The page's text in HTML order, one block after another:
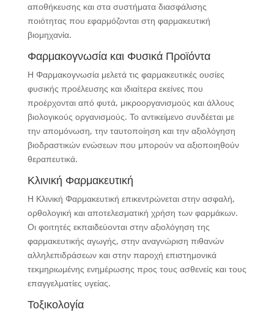
αποθήκευσης και στα συστήματα διασφάλισης
ποιότητας που εφαρμόζονται στη φαρμακευτική
βιομηχανία.
Φαρμακογνωσία και Φυσικά Προϊόντα
Η Φαρμακογνωσία μελετά τις φαρμακευτικές ουσίες
φυσικής προέλευσης και ιδιαίτερα εκείνες που
προέρχονται από φυτά, μικροοργανισμούς και άλλους
βιολογικούς οργανισμούς. Το αντικείμενο συνδέεται με
την απομόνωση, την ταυτοποίηση και την αξιολόγηση
βιοδραστικών ενώσεων που μπορούν να αξιοποιηθούν
θεραπευτικά.
Κλινική Φαρμακευτική
Η Κλινική Φαρμακευτική επικεντρώνεται στην ασφαλή,
ορθολογική και αποτελεσματική χρήση των φαρμάκων.
Οι φοιτητές εκπαιδεύονται στην αξιολόγηση της
φαρμακευτικής αγωγής, στην αναγνώριση πιθανών
αλληλεπιδράσεων και στην παροχή επιστημονικά
τεκμηριωμένης ενημέρωσης προς τους ασθενείς και τους
επαγγελματίες υγείας.
Τοξικολογία